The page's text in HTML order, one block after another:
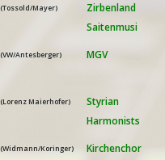
(Tossold/Mayer)
Zirbenland
Saitenmusi
(VW/Antesberger) MGV
(Lorenz Maierhofer)
Styrian
Harmonists
(Widmann/Koringer) Kirchenchor